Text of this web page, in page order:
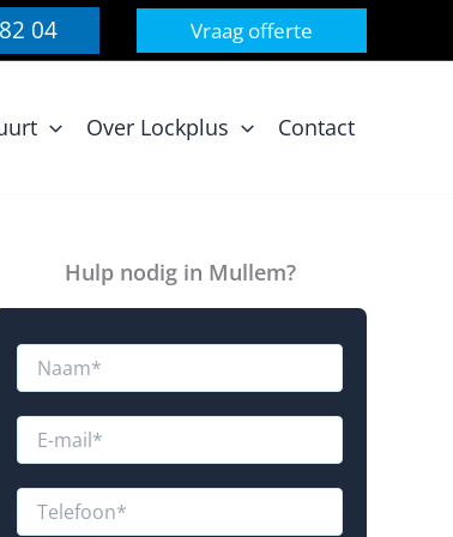
04 Vraag offerte
Over Lockplus Contact
Hulp nodig in Mullem?
N
mE
aW
T